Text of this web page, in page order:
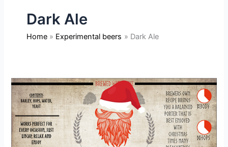
Dark Ale
Home Experimental beers Dark Ale
Batch
63